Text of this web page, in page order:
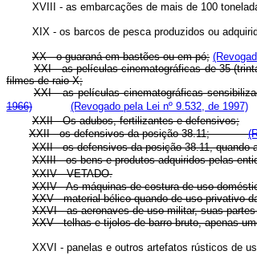
XVIII - as embarcações de mais de 100
XIX - os barcos de pesca produzidos ou
XX - o guaraná em bastões ou em pó;
XXI - as películas cinematográficas de 35
filmes de raio-X;
XXI - as películas cinematográficas
1966)
(Revogado pela Lei nº 9.532, de 1997)
XXII - Os adubos, fertilizantes e defensivos;
XXII - os defensivos da posição 38.11;
XXII - os defensivos da posição 38.11,
XXIII - os bens e produtos adquiridos pelas
XXIV - VETADO.
XXIV - As máquinas de costura de uso
XXV - material bélico quando de uso
XXVI - as aeronaves de uso militar, suas
XXV - telhas e tijolos de barro bruto,
XXVI - panelas e outros artefatos rústicos de